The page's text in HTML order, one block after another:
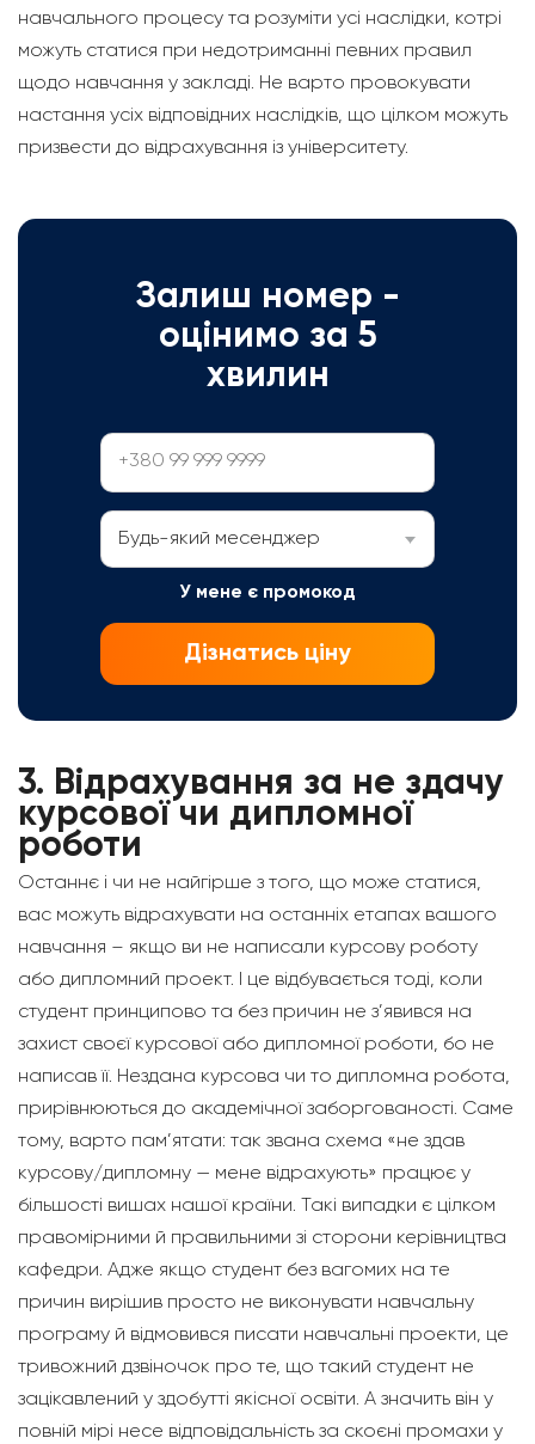
навчального процесу та розуміти усі наслідки, котрі
можуть статися при недотриманні певних правил
щодо навчання у закладі. Не варто провокувати
настання усіх відповідних наслідків, що цілком можуть
призвести до відрахування із університету.
Залиш номер -
оцінимо за 5
хвилин
Будь-який месенджер
У мене є промокод
Дізнатись ціну
3. Відрахування за не здачу
курсової чи дипломної
роботи
Останнє і чи не найгірше з того, що може статися,
вас можуть відрахувати на останніх етапах вашого
навчання – якщо ви не написали курсову роботу
або дипломний проект. І це відбувається тоді, коли
студент принципово та без причин не з’явився на
захист своєї курсової або дипломної роботи, бо не
написав її. Нездана курсова чи то дипломна робота,
прирівнюються до академічної заборгованості. Саме
тому, варто пам’ятати: так звана схема «не здав
курсову/дипломну — мене відрахують» працює у
більшості вишах нашої країни. Такі випадки є цілком
правомірними й правильними зі сторони керівництва
кафедри. Адже якщо студент без вагомих на те
причин вирішив просто не виконувати навчальну
програму й відмовився писати навчальні проекти, це
тривожний дзвіночок про те, що такий студент не
зацікавлений у здобутті якісної освіти. А значить він у
повній мірі несе відповідальність за скоєні промахи у